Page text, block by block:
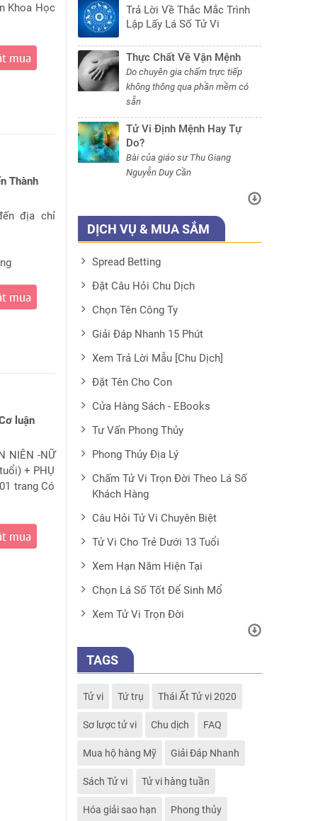
Khoa Học
mua
Thành
địa chỉ
mua
luận
NIÊN -NỮ
+ PHỤ
trang Có
mua
Trả Lời Về Thắc Mắc Trình
Lập Lấy Lá Số Tử Vi
Thực Chất Về Vận Mệnh
Do chuyên gia chấm trực tiếp
không thông qua phần mềm có
sẵn
Tử Vi Định Mệnh Hay Tự
Do?
Bài của giáo sư Thu Giang
Nguyễn Duy Cần
DỊCH VỤ & MUA SẮM
Spread Betting
Đặt Câu Hỏi Chu Dịch
Chọn Tên Công Ty
Giải Đáp Nhanh 15 Phút
Xem Trả Lời Mẫu [Chu Dịch]
Đặt Tên Cho Con
Cửa Hàng Sách - EBooks
Tư Vấn Phong Thủy
Phong Thủy Địa Lý
Chấm Tử Vi Trọn Đời Theo Lá Số
Khách Hàng
Câu Hỏi Tử Vi Chuyên Biệt
Tử Vi Cho Trẻ Dưới 13 Tuổi
Xem Hạn Năm Hiện Tại
Chọn Lá Số Tốt Để Sinh Mổ
Xem Tử Vi Trọn Đời
TAGS
Tử vi Tứ trụ Thái Ất Tử vi 2020
Sơ lược tử vi Chu dịch FAQ
Mua hộ hàng Mỹ Giải Đáp Nhanh
Sách Tử vi Tử vi hàng tuần
Hóa giải sao hạn Phong thủy